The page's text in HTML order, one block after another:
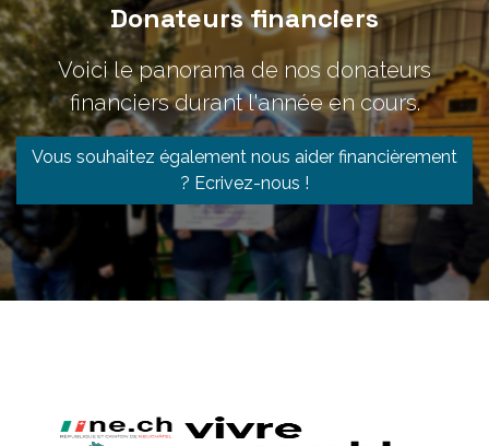
Donateurs financiers
Voici le panorama de nos donateurs
financiers durant l'année en cours.
Vous souhaitez également nous aider financièrement
? Ecrivez-nous !